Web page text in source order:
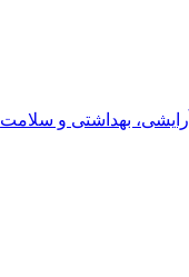
آرایشی، بهداشتی و سلامت